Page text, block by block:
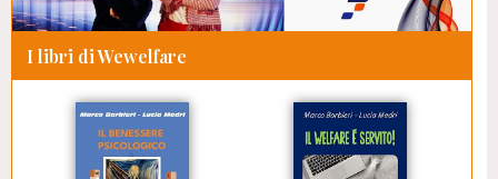
I libri di Wewelfare